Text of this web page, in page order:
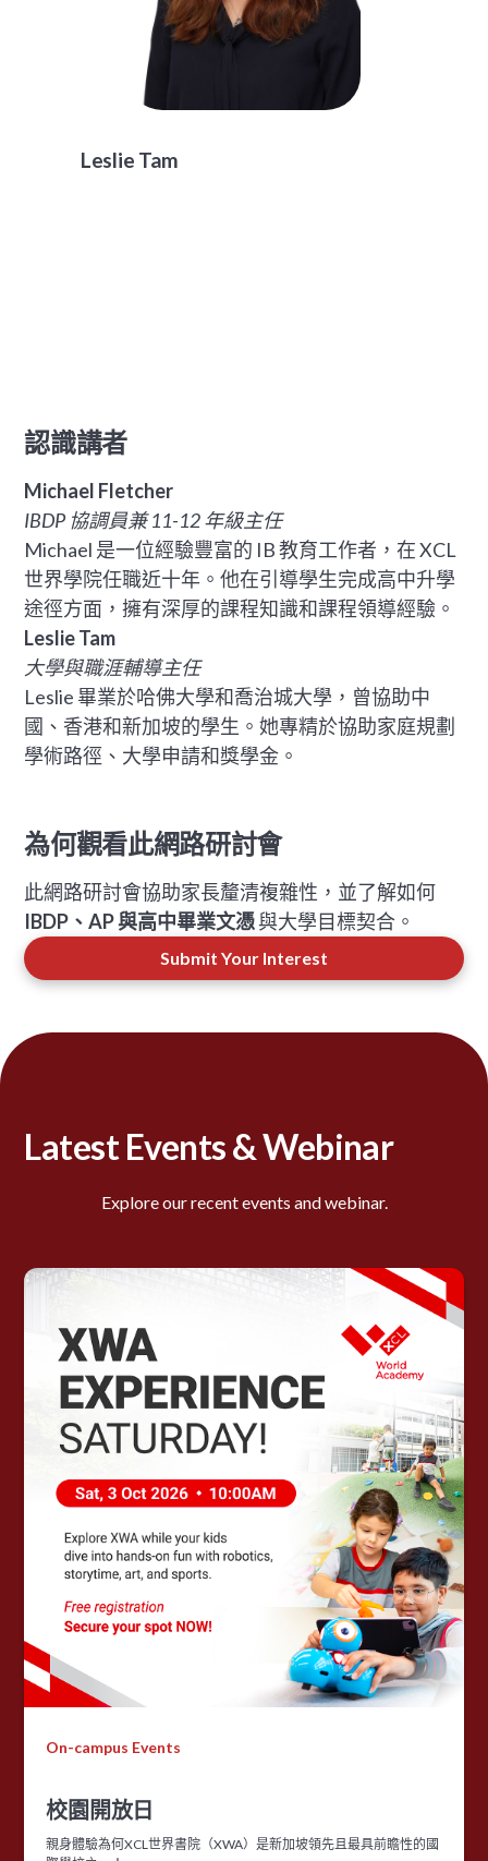
Leslie Tam
認識講者
Michael Fletcher
IBDP 協調員兼 11-12 年級主任
Michael 是一位經驗豐富的 IB 教育工作者，在 XCL
世界學院任職近十年。他在引導學生完成高中升學
途徑方面，擁有深厚的課程知識和課程領導經驗。
Leslie Tam
大學與職涯輔導主任
Leslie 畢業於哈佛大學和喬治城大學，曾協助中
國、香港和新加坡的學生。她專精於協助家庭規劃
學術路徑、大學申請和獎學金。
為何觀看此網路研討會
此網路研討會協助家長釐清複雜性，並了解如何
IBDP、AP 與高中畢業文憑與大學目標契合。
Submit Your Interest
Latest Events & Webinar
Explore our recent events and webinar.
On-campus Events
校園開放日
親身體驗為何XCL世界書院（XWA）是新加坡領先且最具前瞻性的國